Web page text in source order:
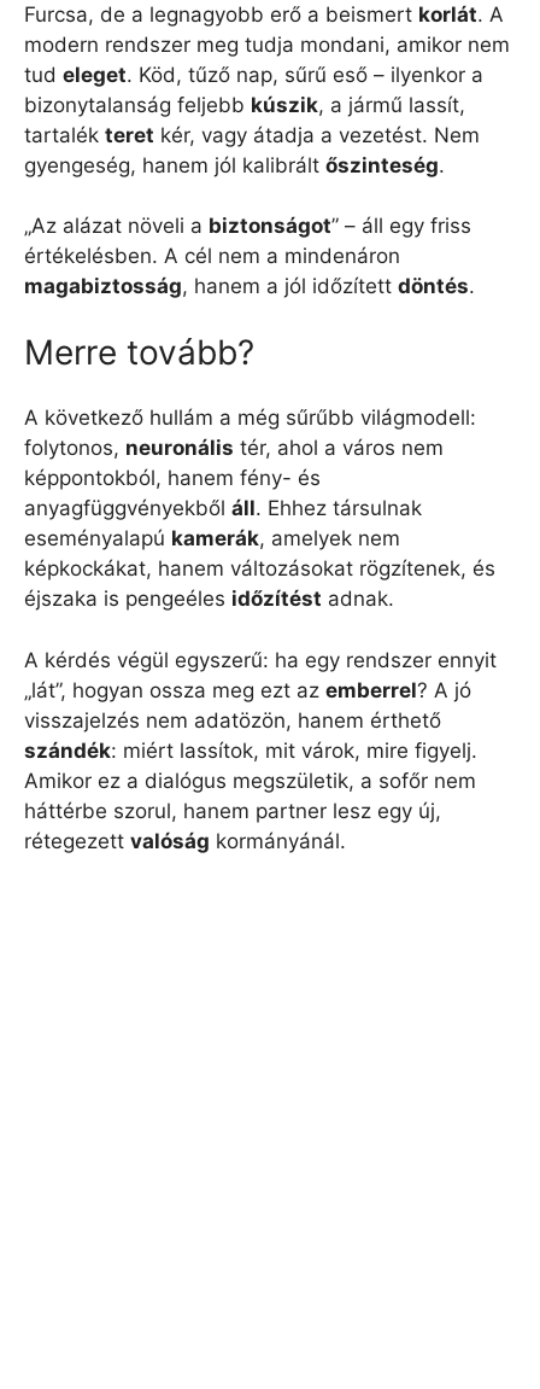
Furcsa, de a legnagyobb erő a beismert korlát. A
modern rendszer meg tudja mondani, amikor nem
tud eleget. Köd, tűző nap, sűrű eső – ilyenkor a
bizonytalanság feljebb kúszik, a jármű lassít,
tartalék teret kér, vagy átadja a vezetést. Nem
gyengeség, hanem jól kalibrált őszinteség.
„Az alázat növeli a biztonságot” – áll egy friss
értékelésben. A cél nem a mindenáron
magabiztosság, hanem a jól időzített döntés.
Merre tovább?
A következő hullám a még sűrűbb világmodell:
folytonos, neuronális tér, ahol a város nem
képpontokból, hanem fény- és
anyagfüggvényekből áll. Ehhez társulnak
eseményalapú kamerák, amelyek nem
képkockákat, hanem változásokat rögzítenek, és
éjszaka is pengeéles időzítést adnak.
A kérdés végül egyszerű: ha egy rendszer ennyit
„lát”, hogyan ossza meg ezt az emberrel? A jó
visszajelzés nem adatözön, hanem érthető
szándék: miért lassítok, mit várok, mire figyelj.
Amikor ez a dialógus megszületik, a sofőr nem
háttérbe szorul, hanem partner lesz egy új,
rétegezett valóság kormányánál.